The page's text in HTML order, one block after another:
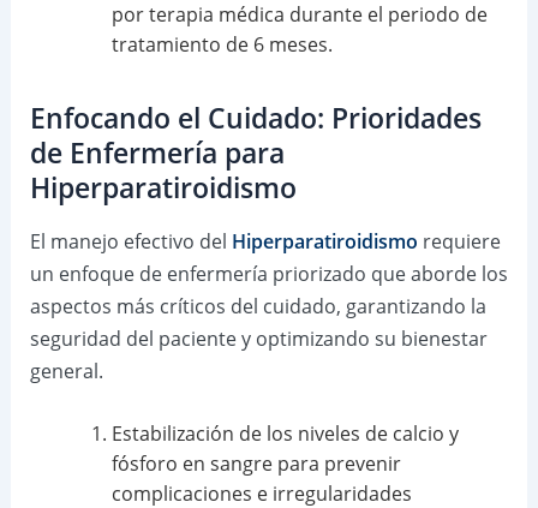
por terapia médica durante el periodo de
tratamiento de 6 meses.
Enfocando el Cuidado: Prioridades
de Enfermería para
Hiperparatiroidismo
El manejo efectivo del Hiperparatiroidismo requiere
un enfoque de enfermería priorizado que aborde los
aspectos más críticos del cuidado, garantizando la
seguridad del paciente y optimizando su bienestar
general.
Estabilización de los niveles de calcio y
fósforo en sangre para prevenir
complicaciones e irregularidades